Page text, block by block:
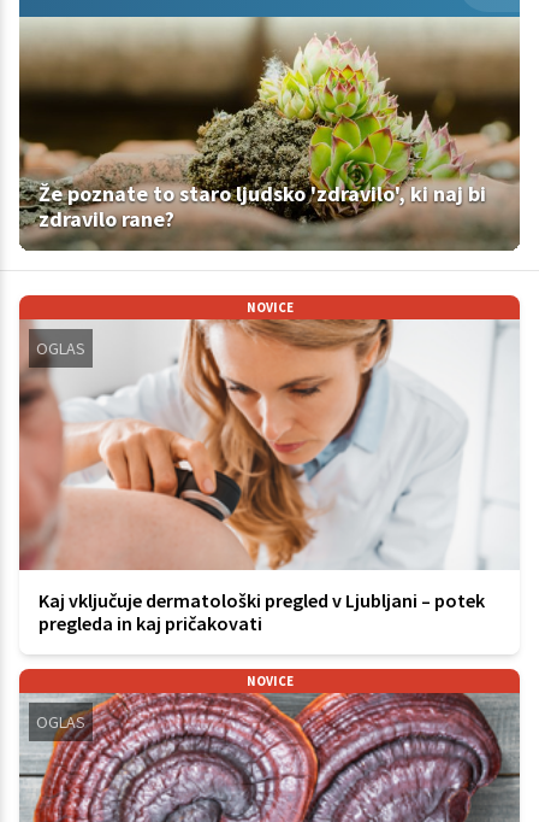
Že poznate to staro ljudsko 'zdravilo', ki naj bi
zdravilo rane?
NOVICE
OGLAS
Kaj vključuje dermatološki pregled v Ljubljani – potek
pregleda in kaj pričakovati
NOVICE
OGLAS